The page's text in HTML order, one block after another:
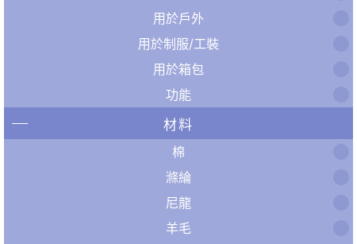
用於戶外
用於制服/工裝
用於箱包
功能
材料
棉
滌綸
尼龍
羊毛